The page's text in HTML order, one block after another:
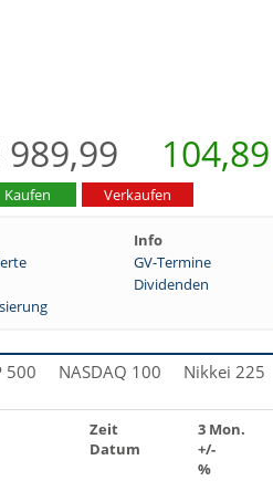
989,99 104,89
Kaufen Verkaufen
Info
GV-Termine
Dividenden
500 NASDAQ 100 Nikkei 225
Zeit
Datum
3 Mon.
+/-
%